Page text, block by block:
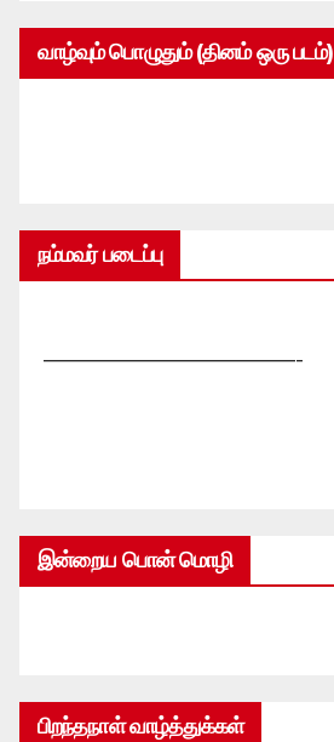
வாழ்வும் பொழுதும் (தினம் ஒரு படம்)
நம்மவர் படைப்பு
—————————————-
இன்றைய பொன் மொழி
பிறந்தநாள் வாழ்த்துக்கள்